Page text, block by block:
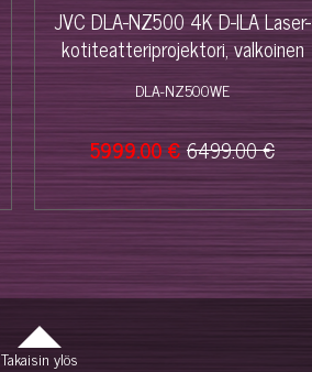
JVC DLA-NZ500 4K D-ILA Laser-
kotiteatteriprojektori, valkoinen
DLA-NZ500WE
5999.00 € 6499.00 €
Takaisin ylös